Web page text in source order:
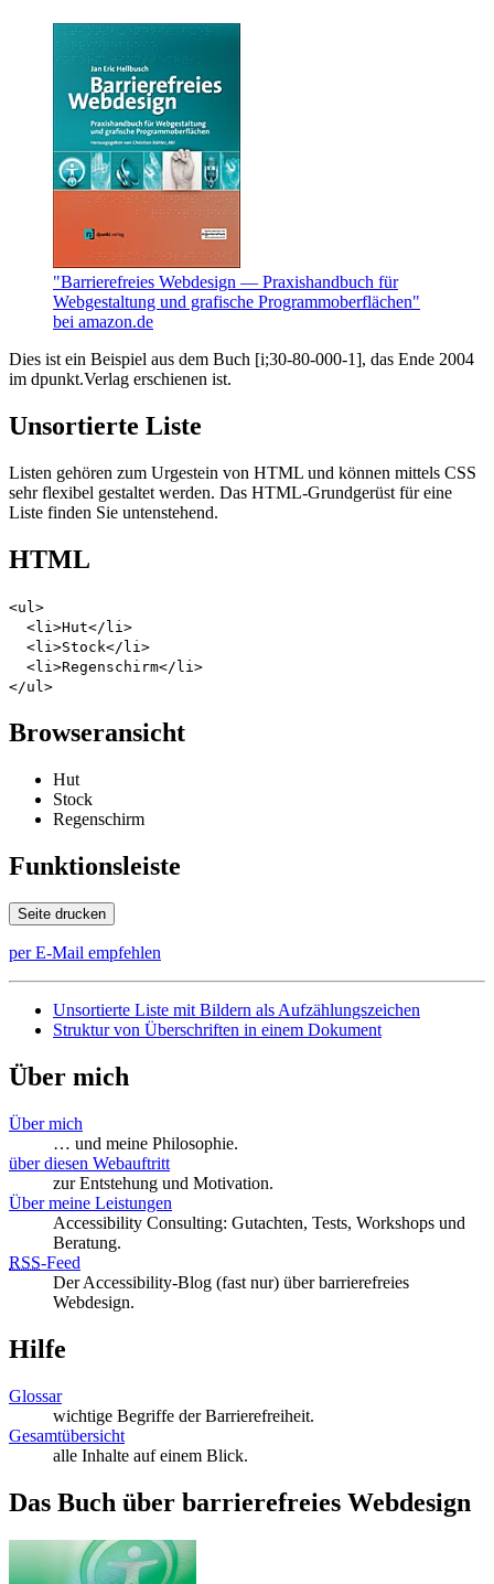
"Barrierefreies Webdesign — Praxishandbuch für
Webgestaltung und grafische Programmoberflächen"
bei amazon.de
Dies ist ein Beispiel aus dem Buch [i;30-80-000-1], das Ende 2004
im dpunkt.Verlag erschienen ist.
Unsortierte Liste
Listen gehören zum Urgestein von HTML und können mittels CSS
sehr flexibel gestaltet werden. Das HTML-Grundgerüst für eine
Liste finden Sie untenstehend.
HTML
<ul>
<li>Hut</li>
<li>Stock</li>
<li>Regenschirm</li>
</ul>
Browseransicht
Hut
Stock
Regenschirm
Funktionsleiste
Seite drucken
per E-Mail empfehlen
Unsortierte Liste mit Bildern als Aufzählungszeichen
Struktur von Überschriften in einem Dokument
Über mich
Über mich
… und meine Philosophie.
über diesen Webauftritt
zur Entstehung und Motivation.
Über meine Leistungen
Accessibility Consulting: Gutachten, Tests, Workshops und
Beratung.
RSS-Feed
Der Accessibility-Blog (fast nur) über barrierefreies
Webdesign.
Hilfe
Glossar
wichtige Begriffe der Barrierefreiheit.
Gesamtübersicht
alle Inhalte auf einem Blick.
Das Buch über barrierefreies Webdesign